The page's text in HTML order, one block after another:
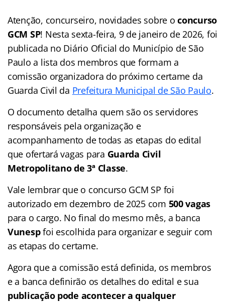
Atenção, concurseiro, novidades sobre o concurso
GCM SP! Nesta sexta-feira, 9 de janeiro de 2026, foi
publicada no Diário Oficial do Município de São
Paulo a lista dos membros que formam a
comissão organizadora do próximo certame da
Guarda Civil da Prefeitura Municipal de São Paulo.
O documento detalha quem são os servidores
responsáveis pela organização e
acompanhamento de todas as etapas do edital
que ofertará vagas para Guarda Civil
Metropolitano de 3ª Classe.
Vale lembrar que o concurso GCM SP foi
autorizado em dezembro de 2025 com 500 vagas
para o cargo. No final do mesmo mês, a banca
Vunespfoi escolhida para organizar e seguir com
as etapas do certame.
Agora que a comissão está definida, os membros
e a banca definirão os detalhes do edital e sua
publicação pode acontecer a qualquer